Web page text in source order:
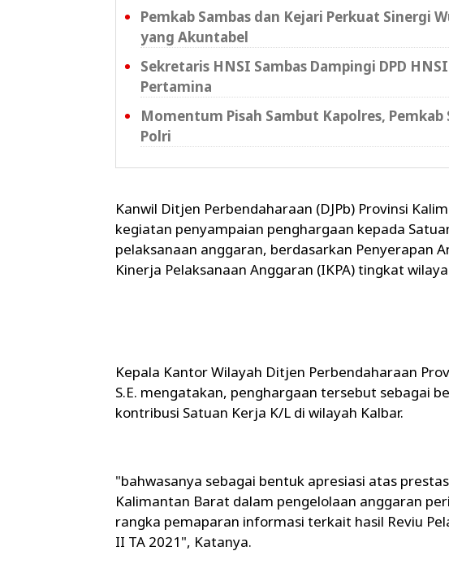
Pemkab Sambas dan Kejari Perkuat Sinergi
yang Akuntabel
Sekretaris HNSI Sambas Dampingi DPD
Pertamina
Momentum Pisah Sambut Kapolres,
Polri
Kanwil Ditjen Perbendaharaan (DJPb) Provinsi
kegiatan penyampaian penghargaan kepada
pelaksanaan anggaran, berdasarkan Penyerapan
Kinerja Pelaksanaan Anggaran (IKPA) tingkat
Kepala Kantor Wilayah Ditjen Perbendaharaan
S.E. mengatakan, penghargaan tersebut sebagai
kontribusi Satuan Kerja K/L di wilayah Kalbar.
"bahwasanya sebagai bentuk apresiasi atas
Kalimantan Barat dalam pengelolaan anggaran
rangka pemaparan informasi terkait hasil Reviu
II TA 2021", Katanya.